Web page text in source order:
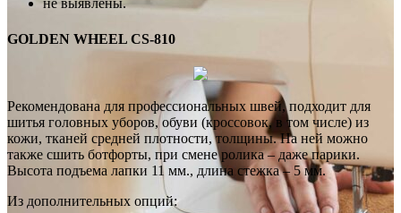
не выявлены.
GOLDEN WHEEL CS-810
Рекомендована для профессиональных швей, подходит для
шитья головных уборов, обуви (кроссовок, в том числе) из
кожи, тканей средней плотности, толщины. На ней можно
также сшить ботфорты, при смене ролика – даже парики.
Высота подъема лапки 11 мм., длина стежка – 5 мм.
Из дополнительных опций: